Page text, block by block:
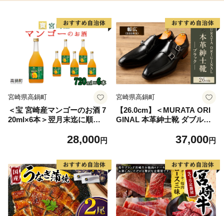
宮崎県高鍋町
＜宝 宮崎産マンゴーのお酒 7
20ml×6本＞翌月末迄に順次
28,000円
宮崎県高鍋町
【26.0cm】＜MURATA ORI
GINAL 本革紳士靴 ダブルモ
ック 2つのベルトが特徴的 ビ
足＞翌月末迄に順次出荷
37,000円